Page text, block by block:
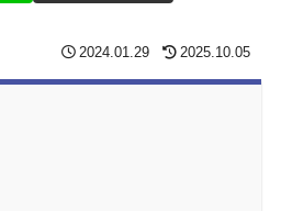
2024.01.29 2025.10.05